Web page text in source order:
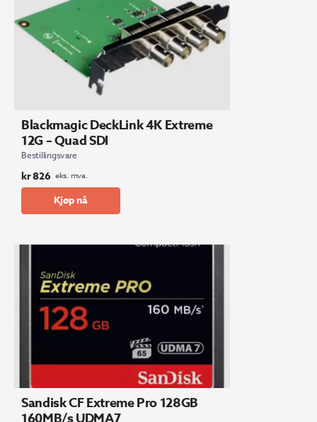
Blackmagic DeckLink 4K Extreme
12G – Quad SDI
Bestillingsvare
kr826 eks. mva.
Kjøp nå
Sandisk CF Extreme Pro 128GB